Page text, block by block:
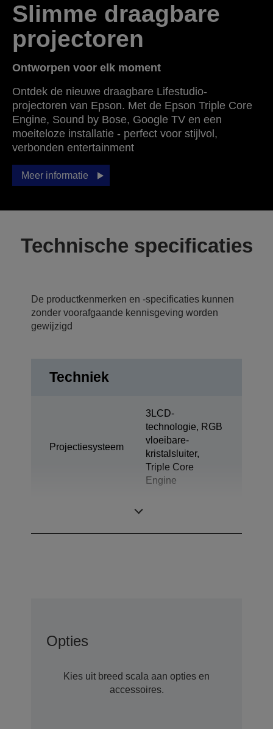
Slimme draagbare
projectoren
Ontworpen voor elk moment
Ontdek de nieuwe draagbare Lifestudio-
projectoren van Epson. Met de Epson Triple Core
Engine, Sound by Bose, Google TV en een
moeiteloze installatie - perfect voor stijlvol,
verbonden entertainment
Meer informatie
Technische specificaties
De productkenmerken en -specificaties kunnen
zonder voorafgaande kennisgeving worden
gewijzigd
Techniek
Projectiesysteem
3LCD-
technologie, RGB
vloeibare-
kristalsluiter,
Triple Core
Engine
Opties
Kies uit breed scala aan opties en
accessoires.